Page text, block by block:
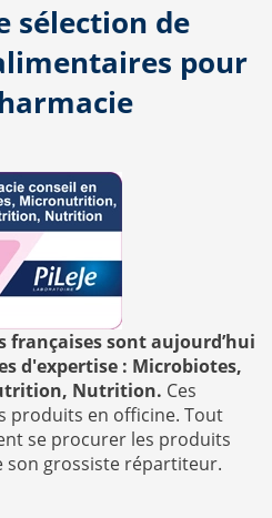
sélection de
pour
françaises sont aujourd’hui
d'expertise : Microbiotes,
Nutrition. Ces
produits en officine. Tout
se procurer les produits
son grossiste répartiteur.